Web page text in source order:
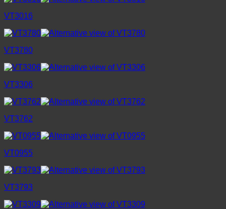
VT3016
VT3780
VT3306
VT3762
VT0955
VT3793